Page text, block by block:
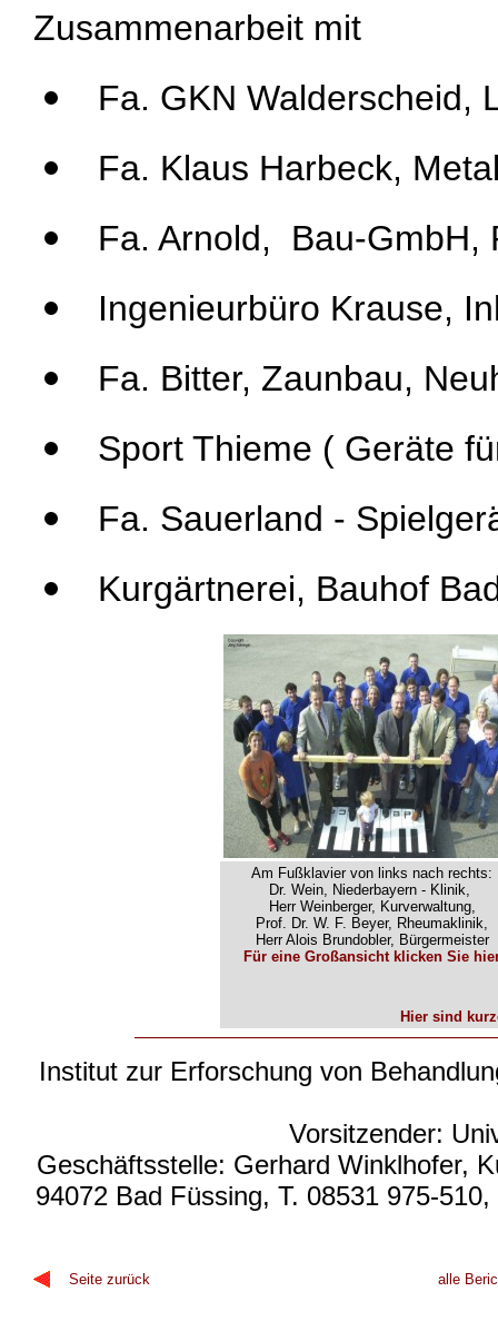
Zusammenarbeit mit
Fa. GKN Walderscheid,
Fa. Klaus Harbeck,
Fa. Arnold, Bau-GmbH,
Ingenieurbüro Krause,
Fa. Bitter, Zaunbau,
Sport Thieme ( Geräte
Fa. Sauerland -
Kurgärtnerei, Bauhof
Am Fußklavier von links nach rechts:
Dr. Wein, Niederbayern - Klinik,
Herr Weinberger, Kurverwaltung,
Prof. Dr. W. F. Beyer, Rheumaklinik,
Herr Alois Brundobler, Bürgermeister
Für eine Großansicht klicken Sie
Hier sind
Institut zur Erforschung von
Vorsitzender:
Geschäftsstelle: Gerhard Winklhofer,
94072 Bad Füssing, T. 08531 975-
Seite zurück alle